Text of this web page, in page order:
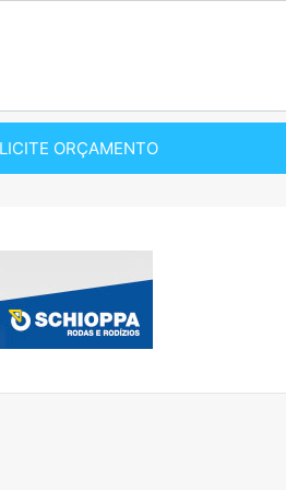
ORÇAMENTO